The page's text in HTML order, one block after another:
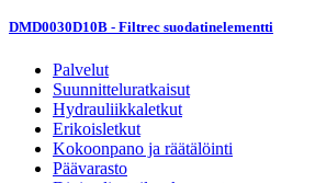
DMD0030D10B - Filtrec suodatinelementti
Palvelut
Suunnitteluratkaisut
Hydrauliikkaletkut
Erikoisletkut
Kokoonpano ja räätälöinti
Päävarasto